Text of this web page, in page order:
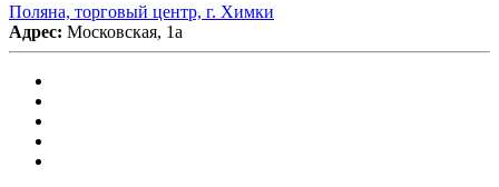
Поляна, торговый центр, г. Химки
Адрес: Московская, 1а